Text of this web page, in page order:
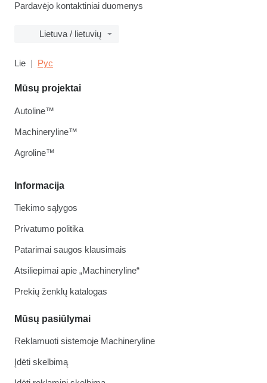
Pardavėjo kontaktiniai duomenys
Lietuva / lietuvių
Lie Рус
Informacija
Tiekimo sąlygos
Privatumo politika
Patarimai saugos klausimais
Atsiliepimai apie „Machineryline“
Prekių ženklų katalogas
Mūsų pasiūlymai
Reklamuoti sistemoje Machineryline
Įdėti skelbimą
Mūsų projektai
Autoline™
Machineryline™
Agroline™